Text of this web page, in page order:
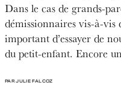
Dans le cas de grands-
démissionnaires vis-à-vis
important d’essayer de
du petit-enfant. Encore
PAR JULIE FALCOZ